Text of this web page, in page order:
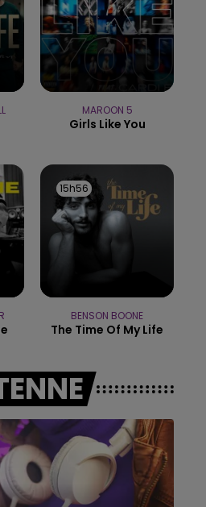
MAROON 5
Girls Like You
15h56
15h56
BENSON BOONE
The Time Of My Life